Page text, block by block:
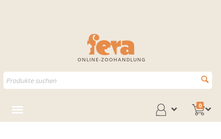
ONLINE-ZOOHANDLUNG
0